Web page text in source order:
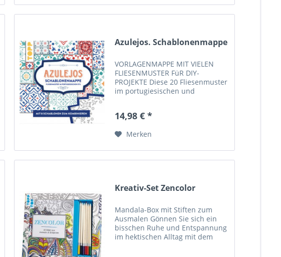
Azulejos. Schablonenmappe
VORLAGENMAPPE MIT VIELEN
FLIESENMUSTER FüR DIY-
PROJEKTE Diese 20 Fliesenmuster
im portugiesischen und
Wohnung – als Wohndeko,
Küchenfries. Die Muster...
14,98 € *
Merken
Kreativ-Set Zencolor
Mandala-Box mit Stiften zum
Ausmalen Gönnen Sie sich ein
bisschen Ruhe und Entspannung
im hektischen Alltag mit dem